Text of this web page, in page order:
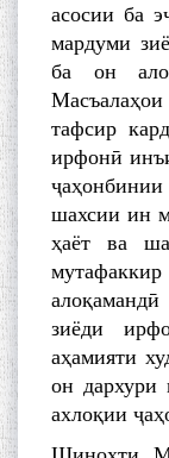
асосии ба
мардуми
ба он
тафсир
ирфонӣ
шахсии ин
ҳаёт ва
зиёди
аҳамияти
он дархури
ахлоқии